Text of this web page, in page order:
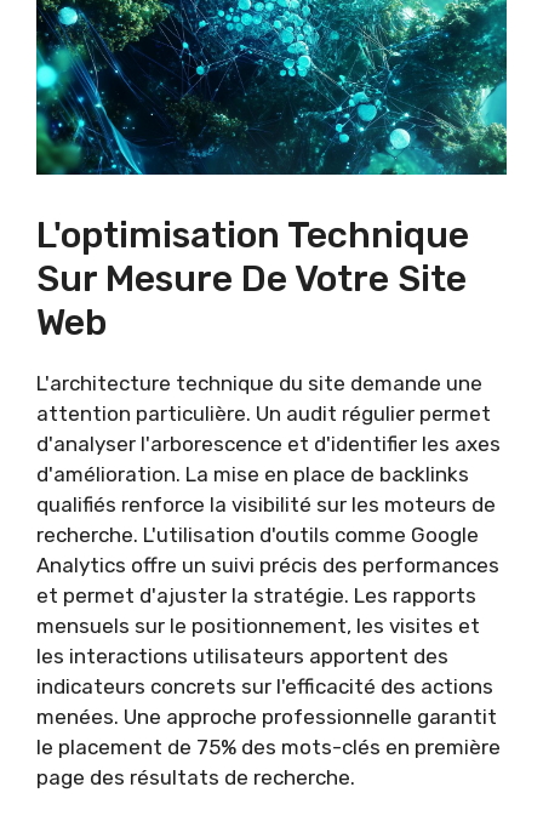
L'optimisation Technique
Sur Mesure De Votre Site
Web
L'architecture technique du site demande une
attention particulière. Un audit régulier permet
d'analyser l'arborescence et d'identifier les axes
d'amélioration. La mise en place de backlinks
qualifiés renforce la visibilité sur les moteurs de
recherche. L'utilisation d'outils comme Google
Analytics offre un suivi précis des performances
et permet d'ajuster la stratégie. Les rapports
mensuels sur le positionnement, les visites et
les interactions utilisateurs apportent des
indicateurs concrets sur l'efficacité des actions
menées. Une approche professionnelle garantit
le placement de 75% des mots-clés en première
page des résultats de recherche.